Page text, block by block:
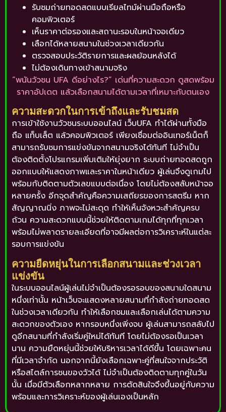
รับชมถ่ายทอดสดแบบเรียลไทม์ผ่านมือถือหรือ
คอมพิวเตอร์
เห็นราคาต่อรองและสถานะรอบในหน้าจอเดียว
เลือกได้หลายสนามในช่วงเวลาเดียวกัน
ตรวจสอบประวัติรายการและผลย้อนหลังได้
ไม่ต้องเดินทางเข้าสนามจริง
“พนันวัวชน UFA ดีอย่างไร?” เด่นที่ความสะดวก ดูสดพร้อม
ราคาอัปเดต แล้วเลือกสนามได้ตามเวลาที่เหมาะกับตนเอง
ความสะดวกในการเข้าถึงและรับชมสด
การเข้าใช้งานวัวชนระบบออนไลน์ เว็บUFA ทำได้ผ่านทั้งมือ
ถือ แท็บเล็ต แล้วคอมพิวเตอร์ เพียงเชื่อมต่ออินเทอร์เน็ตก็
สามารถรับชมการแข่งขันจากสนามจริงได้ทันที ไม่จำเป็น
ต้องติดตั้งโปรแกรมเพิ่มเติมให้ยุ่งยาก ระบบถ่ายทอดสดถูก
ออกแบบให้แสดงภาพและราคาในหน้าเดียว ผู้เล่นจึงดูเกมไป
พร้อมกับติดตามตัวเลขแบบต่อเนื่อง โดยไม่ต้องสลับหน้าจอ
หลายครั้ง อีกจุดสำคัญคือความเสถียรของการสตรีม หาก
สัญญาณนิ่ง ภาพจะไม่สะดุด ทำให้เห็นจังหวะสำคัญครบ
ถ้วน ความสะดวกแบบนี้ช่วยให้ติดตามเกมได้ทุกที่ทุกเวลา
พร้อมไม่พลาดรายละเอียดที่อาจมีผลต่อการวิเคราะห์ในแต่ละ
รอบการแข่งขัน
ความยืดหยุ่นในการเลือกสนามและช่วงเวลา
แข่งขัน
ในระบบออนไลน์ผู้เล่นไม่จำเป็นต้องรอรอบของสนามใดสนาม
หนึ่งเท่านั้น หน้าเว็บจะแสดงหลายสนามที่กำลังถ่ายทอดสด
ในช่วงเวลาเดียวกัน ทำให้เลือกชมและเลือกเล่นได้ตามความ
สะดวกของตัวเอง หากรอบหนึ่งเพิ่งจบ ผู้เล่นสามารถสลับไป
ดูอีกสนามที่กำลังเริ่มคู่ใหม่ได้ทันที โดยไม่ต้องรอเป็นเวลา
นาน ความยืดหยุ่นนี้ช่วยให้บริหารเวลาได้ดีขึ้น โดยเฉพาะคน
ที่มีเวลาจำกัด นอกจากนี้ยังเลือกเฉพาะคู่ที่สนใจจากประวัติ
หรือสไตล์การชนของวัวได้ ไม่จำเป็นต้องติดตามทุกคู่ในวัน
นั้น เมื่อมีตัวเลือกหลากหลาย การตัดสินใจจึงขึ้นอยู่กับความ
พร้อมและการวิเคราะห์ของผู้เล่นเองเป็นหลัก